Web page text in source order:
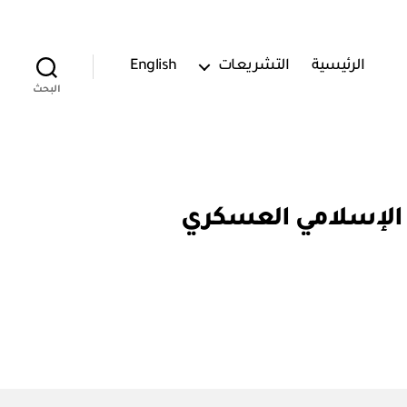
الرئيسية التشريعات English
البحث
الإسلامي العسكري